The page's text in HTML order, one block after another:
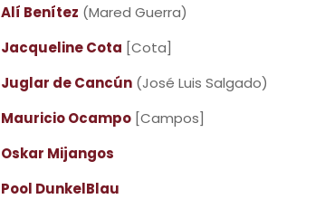
Alí Benítez (Mared Guerra)
Jacqueline Cota [Cota]
Juglar de Cancún (José Luis Salgado)
Mauricio Ocampo [Campos]
Oskar Mijangos
Pool DunkelBlau